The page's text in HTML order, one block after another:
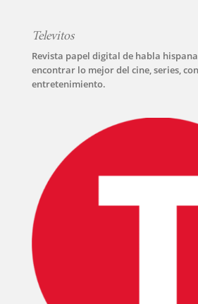
Televitos
Revista papel digital de habla
encontrar lo mejor del cine, series,
entretenimiento.